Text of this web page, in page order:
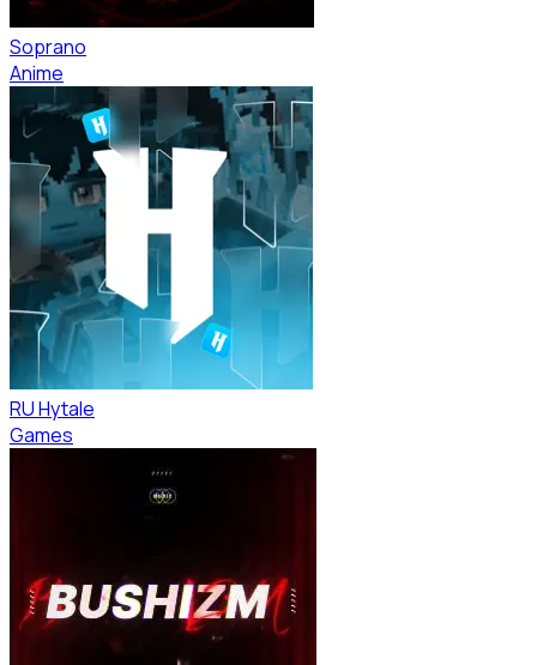
Soprano
Anime
RU Hytale
Games